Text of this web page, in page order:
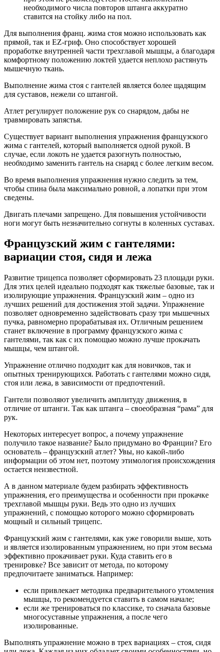
необходимого числа повторов штанга аккуратно
ставится на стойку либо на пол.
Для выполнения франц. жима стоя можно использовать как
прямой, так и EZ-гриф. Оно способствует хорошей
проработке внутренней части трехглавой мышцы, а благодаря
комфортному положению локтей удается неплохо растянуть
мышечную ткань.
Выполнение жима стоя с гантелей является более щадящим
для суставов, нежели со штангой.
Атлет регулирует положение рук со снарядом, дабы не
травмировать запястья.
Существует вариант выполнения упражнения французского
жима с гантелей, который выполняется одной рукой. В
случае, если локоть не удается разогнуть полностью,
необходимо заменить гантель на снаряд с более легким весом.
Во время выполнения упражнения нужно следить за тем,
чтобы спина была максимально ровной, а лопатки при этом
сведены.
Двигать плечами запрещено. Для повышения устойчивости
ноги могут быть незначительно согнуты в коленных суставах.
Французский жим с гантелями:
вариации стоя, сидя и лежа
Развитие трицепса позволяет сформировать 23 площади руки.
Для этих целей идеально подходят как тяжелые базовые, так и
изолирующие упражнения. Французский жим – одно из
лучших решений для достижения этой задачи. Упражнение
позволяет одновременно задействовать сразу три мышечных
пучка, равномерно прорабатывая их. Отличным решением
станет включение в программу французского жима с
гантелями, так как с их помощью можно лучше прокачать
мышцы, чем штангой.
Упражнение отлично подходит как для новичков, так и
опытных тренирующихся. Работать с гантелями можно сидя,
стоя или лежа, в зависимости от предпочтений.
Гантели позволяют увеличить амплитуду движения, в
отличие от штанги. Так как штанга – своеобразная “рама” для
рук.
Некоторых интересует вопрос, а почему упражнение
получило такое название? Было придумано во Франции? Его
основатель – французский атлет? Увы, но какой-либо
информации об этом нет, поэтому этимология происхождения
остается неизвестной.
А в данном материале будем разбирать эффективность
упражнения, его преимущества и особенности при прокачке
трехглавой мышцы руки. Ведь это одно из лучших
упражнений, с помощью которого можно сформировать
мощный и сильный трицепс.
Французский жим с гантелями, как уже говорили выше, хоть
и является изолированным упражнением, но при этом весьма
эффективно прокачивает руки. Куда ставить его в
тренировке? Все зависит от метода, по которому
предпочитаете заниматься. Например:
если привлекает методика предварительного утомления
мышцы, то рекомендуется ставить в самом начале;
если же тренироваться по классике, то сначала базовые
многосуставные упражнения, а после чего
изолированные.
Выполнять упражнение можно в трех вариациях – стоя, сидя